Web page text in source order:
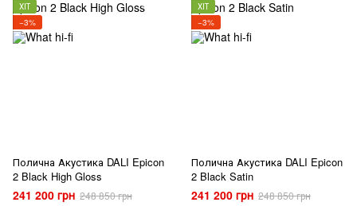
ХІТ
−3%
Полична Акустика DALI Epicon
2 Black High Gloss
241 200 грн 248 850 грн
ХІТ
−3%
Полична Акустика DALI Epicon
2 Black Satin
241 200 грн 248 850 грн